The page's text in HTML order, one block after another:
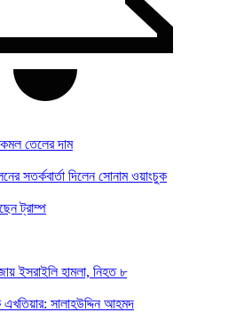
তেলের দাম
সতর্কবার্তা দিলেন সোনাম ওয়াংচুক
ট্রাম্প
ইসরাইলি হামলা, নিহত ৮
এখতিয়ার: সালাহউদ্দিন আহমদ